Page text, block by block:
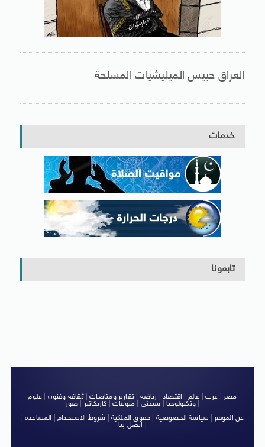
العراق حبيس الميليشيات المسلحة
خدمات
تابعونا
مصر عرب عالم اقتصاد رياضة |تقارير ومتابعات|ثقافة وفنون
علوم
وتكنولوجيا| سيدتى منوعات كاريكاتير صور
|
عن الموقع
سياسة الخصوصية حقوق الملكية شروط الاستخدام| المساعدة|
اتصل بنا